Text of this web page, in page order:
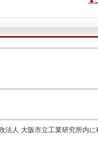
法人 大阪市立工業研究所内に